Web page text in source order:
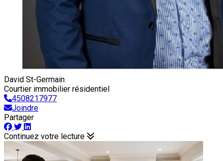
David St-Germain
Courtier immobilier résidentiel
4508217977
Joindre
Partager
Continuez votre lecture